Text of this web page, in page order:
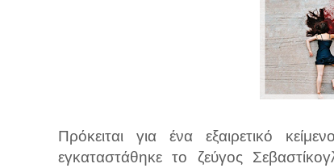
Πρόκειται για ένα εξαιρετικό
εγκαταστάθηκε το ζεύγος